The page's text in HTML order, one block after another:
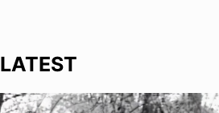
LATEST